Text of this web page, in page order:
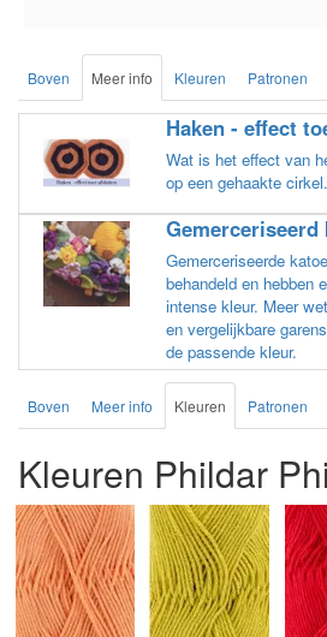
Boven Meer info Kleuren Patronen
Haken - effect
Wat is het effect van
op een gehaakte cirkel.
Gemerceriseerd
Gemerceriseerde
behandeld en hebben
intense kleur. Meer
en vergelijkbare
de passende kleur.
Boven Meer info Kleuren Patronen
Kleuren Phildar